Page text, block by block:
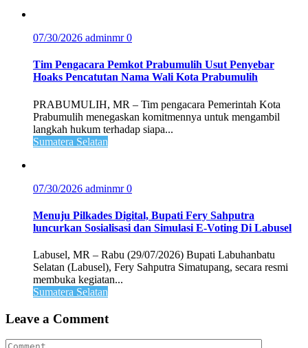
07/30/2026 adminmr0
Tim Pengacara Pemkot Prabumulih Usut Penyebar
Hoaks Pencatutan Nama Wali Kota Prabumulih
PRABUMULIH, MR – Tim pengacara Pemerintah Kota
Prabumulih menegaskan komitmennya untuk mengambil
langkah hukum terhadap siapa...
Sumatera Selatan
07/30/2026 adminmr0
Menuju Pilkades Digital, Bupati Fery Sahputra
luncurkan Sosialisasi dan Simulasi E-Voting Di Labusel
Labusel, MR – Rabu (29/07/2026) Bupati Labuhanbatu
Selatan (Labusel), Fery Sahputra Simatupang, secara resmi
membuka kegiatan...
Sumatera Selatan
Leave a Comment